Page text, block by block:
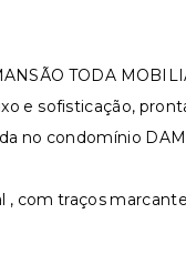
TODA
e sofisticação,
no condomínio
com traços